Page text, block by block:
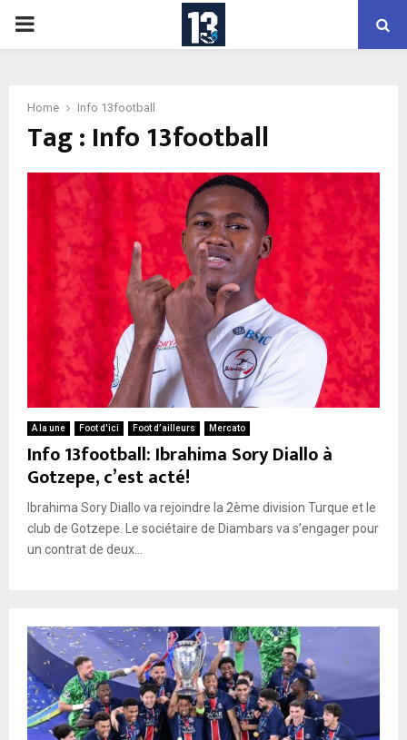
PRIMARY
Home Info 13football
Tag : Info 13football
A la une Foot d'ici Foot d’ailleurs Mercato
Info 13football: Ibrahima Sory Diallo à
Gotzepe, c’est acté!
Ibrahima Sory Diallo va rejoindre la 2ème division Turque et le
club de Gotzepe. Le sociétaire de Diambars va s’engager pour
un contrat de deux...